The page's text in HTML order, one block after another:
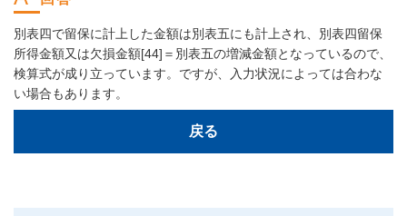
別表四で留保に計上した金額は別表五にも計上され、別表四留保
所得金額又は欠損金額[44]＝別表五の増減金額となっているので、
検算式が成り立っています。ですが、入力状況によっては合わな
い場合もあります。
戻る